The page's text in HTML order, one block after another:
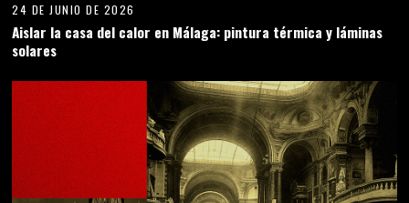
24 DE JUNIO DE 2026
Aislar la casa del calor en Málaga: pintura térmica y láminas
solares